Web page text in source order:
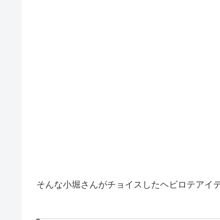
そんな小堀さんがチョイスしたヘビロテアイ